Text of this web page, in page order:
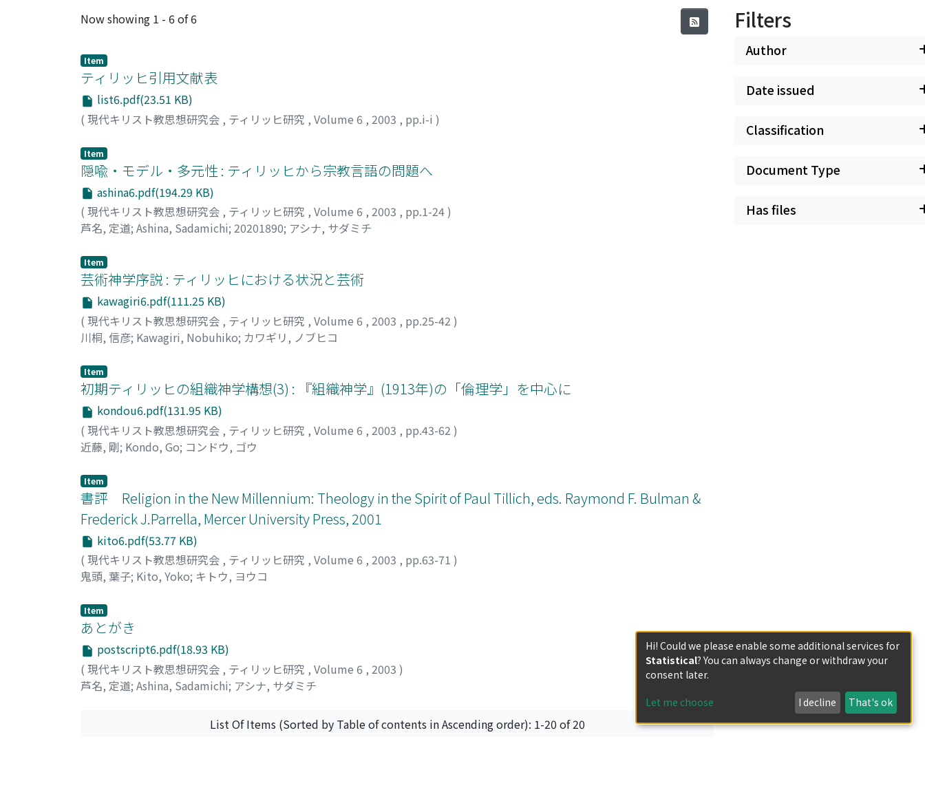
Recent Submissions
Now showing 1 - 6 of 6
Item
ティリッヒ引用文献表
list6.pdf(23.51 KB)
( 現代キリスト教思想研究会 , ティリッヒ研究 , Volume 6 , 2003 , pp.i-i )
Item
隠喩・モデル・多元性 : ティリッヒから宗教言語の問題へ
ashina6.pdf(194.29 KB)
( 現代キリスト教思想研究会 , ティリッヒ研究 , Volume 6 , 2003 , pp.1-24)
芦名, 定道; Ashina, Sadamichi; 20201890; アシナ, サダミチ
Item
芸術神学序説 : ティリッヒにおける状況と芸術
kawagiri6.pdf(111.25 KB)
( 現代キリスト教思想研究会 , ティリッヒ研究 , Volume 6 , 2003 , pp.25-42 )
川桐, 信彦; Kawagiri, Nobuhiko; カワギリ, ノブヒコ
Item
初期ティリッヒの組織神学構想(3) : 『組織神学』(1913年)の「倫理学」を中心に
kondou6.pdf(131.95 KB)
( 現代キリスト教思想研究会 , ティリッヒ研究 , Volume 6 , 2003 , pp.43-62 )
近藤, 剛; Kondo, Go; コンドウ, ゴウ
Item
書評 Religion in the New Millennium: Theology in the Spirit of Paul Tillich, eds. Raymond F. Bulman &
Frederick J.Parrella, Mercer University Press, 2001
kito6.pdf(53.77 KB)
( 現代キリスト教思想研究会 , ティリッヒ研究 , Volume 6 , 2003 , pp.63-71 )
鬼頭, 葉子; Kito, Yoko; キトウ, ヨウコ
Item
あとがき
postscript6.pdf(18.93 KB)
( 現代キリスト教思想研究会 , ティリッヒ研究 , Volume 6 , 2003 )
芦名, 定道; Ashina, Sadamichi; アシナ, サダミチ
List Of Items (Sorted by Table of contents in Ascending order): 1-20 of 20
Filters
Author
Date issued
Classification
Document Type
Has files
Hi! Could we please enable some additional services for
Statistical? You can always change or withdraw your
consent later.
Let me choose I decline That's ok